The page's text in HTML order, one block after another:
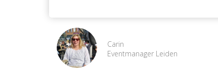
Carin
Eventmanager Leiden